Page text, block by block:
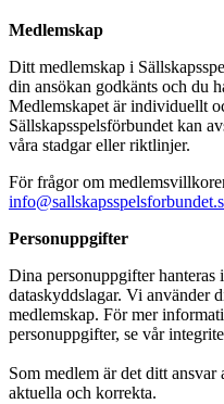
Medlemskap
Ditt medlemskap i
din ansökan godkänts och du
Medlemskapet är individuellt
Sällskapsspelsförbundet kan
våra stadgar eller riktlinjer.
För frågor om
Personuppgifter
Dina personuppgifter hanteras
dataskyddslagar. Vi använder
medlemskap. För mer
personuppgifter, se vår
Som medlem är det ditt
aktuella och korrekta.